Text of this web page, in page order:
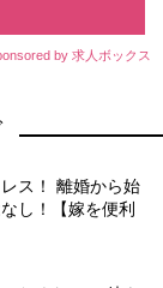
by 求人ボックス
ス！ 離婚から始
し！【嫁を便利